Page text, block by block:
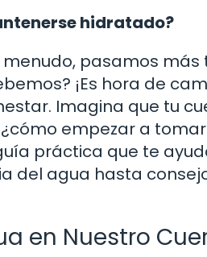
hidratado?
pasamos
¡Es hora de
Imagina que tu
empezar a
práctica que te
del agua hasta
en Nuestro